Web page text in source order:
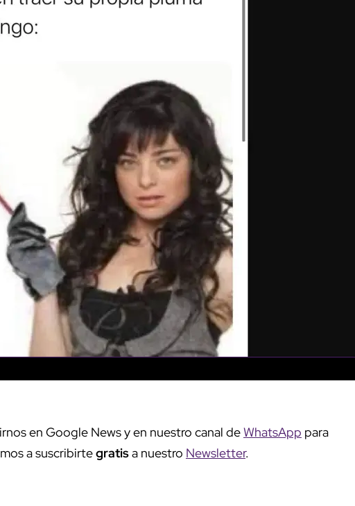
en Google News y en nuestro canal deWhatsApp para
a suscribirtegratisa nuestro Newsletter.